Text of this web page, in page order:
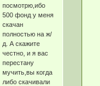
посмотрю,ибо
500 фонд у меня
скачан
полностью на ж/
д. А скажите
честно, и я вас
перестану
мучить,вы когда
либо скачивали